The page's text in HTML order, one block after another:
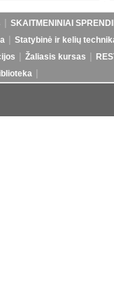
SKAITMENINIAI
Statybinė ir kelių
Žaliasis kursas